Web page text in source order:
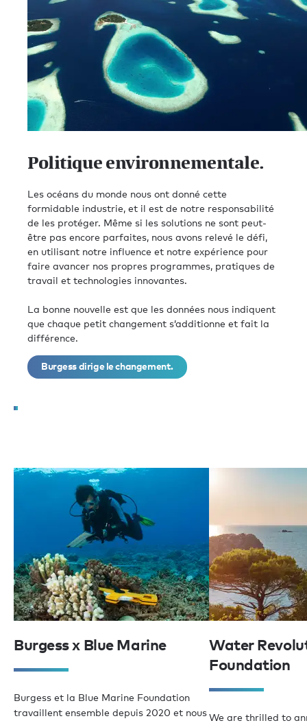
Politique environnementale.
Les océans du monde nous ont donné cette
formidable industrie, et il est de notre responsabilité
de les protéger. Même si les solutions ne sont peut-
être pas encore parfaites, nous avons relevé le défi,
en utilisant notre influence et notre expérience pour
faire avancer nos propres programmes, pratiques de
travail et technologies innovantes.
La bonne nouvelle est que les données nous indiquent
que chaque petit changement s’additionne et fait la
différence.
Burgess dirige le changement.
Burgess x Blue Marine
Burgess et la Blue Marine Foundation
travaillent ensemble depuis 2020 et nous
Water
Foundation
We are thrilled to